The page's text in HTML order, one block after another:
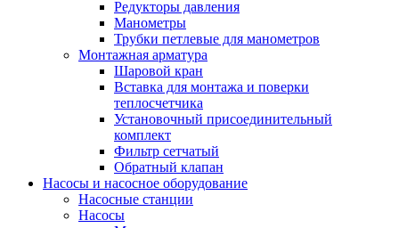
Редукторы давления
Манометры
Трубки петлевые для манометров
Монтажная арматура
Шаровой кран
Вставка для монтажа и поверки
теплосчетчика
Установочный присоединительный
комплект
Фильтр сетчатый
Обратный клапан
Насосы и насосное оборудование
Насосные станции
Насосы